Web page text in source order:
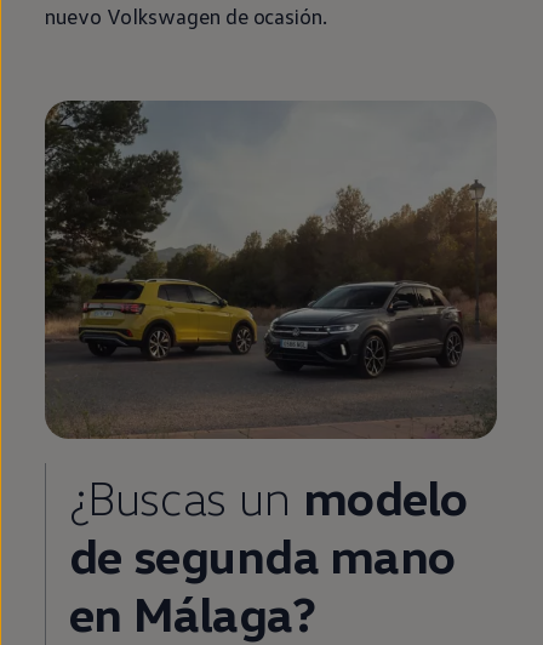
nuevo Volkswagen de ocasión.
¿Buscas un modelo
de segunda mano
en Málaga?